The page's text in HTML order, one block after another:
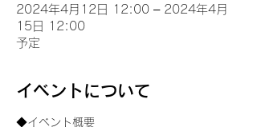
2024年4月12日 12:00 – 2024年4月
15日 12:00
予定
イベントについて
◆イベント概要